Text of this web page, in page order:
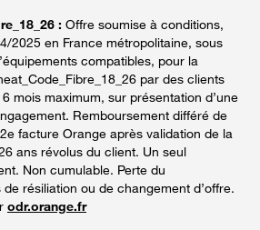
: Offre soumise à conditions,
2025 en France métropolitaine, sous
compatibles, pour la
par des clients
mois maximum, sur présentation d’une
Remboursement différé de
facture Orange après validation de la
ans révolus du client. Un seul
Non cumulable. Perte du
résiliation ou de changement d’offre.
odr.orange.fr